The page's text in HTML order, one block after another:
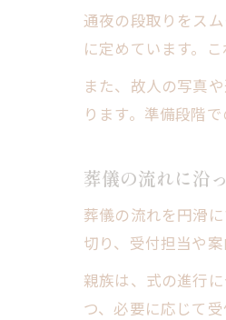
通夜の段取りをス
に定めています。
また、故人の写真
ります。準備段階
葬儀の流れに沿
葬儀の流れを円滑
切り、受付担当や
親族は、式の進行
つ、必要に応じて